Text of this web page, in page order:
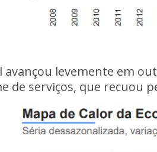
levemente em
de serviços, que recuou